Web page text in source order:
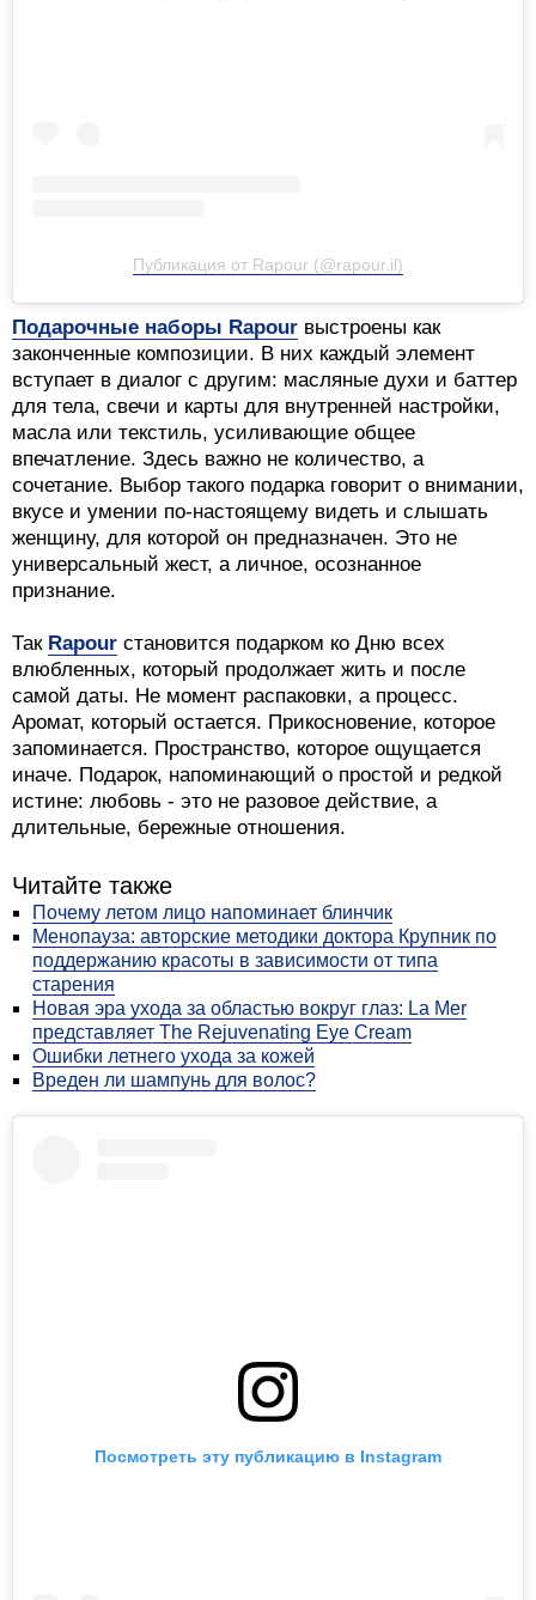
Публикация от Rapour (@rapour.il)
Подарочные наборы Rapour выстроены как
законченные композиции. В них каждый элемент
вступает в диалог с другим: масляные духи и баттер
для тела, свечи и карты для внутренней настройки,
масла или текстиль, усиливающие общее
впечатление. Здесь важно не количество, а
сочетание. Выбор такого подарка говорит о внимании,
вкусе и умении по-настоящему видеть и слышать
женщину, для которой он предназначен. Это не
универсальный жест, а личное, осознанное
признание.
Так Rapour становится подарком ко Дню всех
влюбленных, который продолжает жить и после
самой даты. Не момент распаковки, а процесс.
Аромат, который остается. Прикосновение, которое
запоминается. Пространство, которое ощущается
иначе. Подарок, напоминающий о простой и редкой
истине: любовь - это не разовое действие, а
длительные, бережные отношения.
Читайте также
Почему летом лицо напоминает блинчик
Менопауза: авторские методики доктора Крупник по
поддержанию красоты в зависимости от типа
старения
Новая эра ухода за областью вокруг глаз: La Mer
представляет The Rejuvenating Eye Cream
Ошибки летнего ухода за кожей
Вреден ли шампунь для волос?
Посмотреть эту публикацию в Instagram